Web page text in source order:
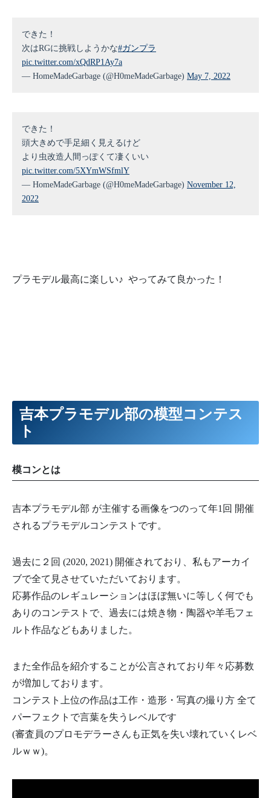
できた！
次はRGに挑戦しようかな#ガンプラ
pic.twitter.com/xQdRP1Ay7a
— HomeMadeGarbage (@H0meMadeGarbage) May 7, 2022
できた！
頭大きめで手足細く見えるけど
より虫改造人間っぽくて凄くいい
pic.twitter.com/5XYmWSfmlY
— HomeMadeGarbage (@H0meMadeGarbage) November 12,
2022
プラモデル最高に楽しい♪ やってみて良かった！
吉本プラモデル部の模型コンテス
ト
模コンとは
吉本プラモデル部 が主催する画像をつのって年1回 開催
されるプラモデルコンテストです。
過去に２回 (2020, 2021) 開催されており、私もアーカイ
ブで全て見させていただいております。
応募作品のレギュレーションはほぼ無いに等しく何でも
ありのコンテストで、過去には焼き物・陶器や羊毛フェ
ルト作品などもありました。
また全作品を紹介することが公言されており年々応募数
が増加しております。
コンテスト上位の作品は工作・造形・写真の撮り方 全て
パーフェクトで言葉を失うレベルです
(審査員のプロモデラーさんも正気を失い壊れていくレベ
ルｗｗ)。